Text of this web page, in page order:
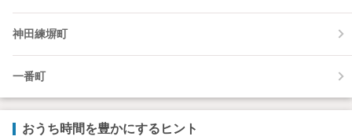
神田練塀町
一番町
おうち時間を豊かにするヒント